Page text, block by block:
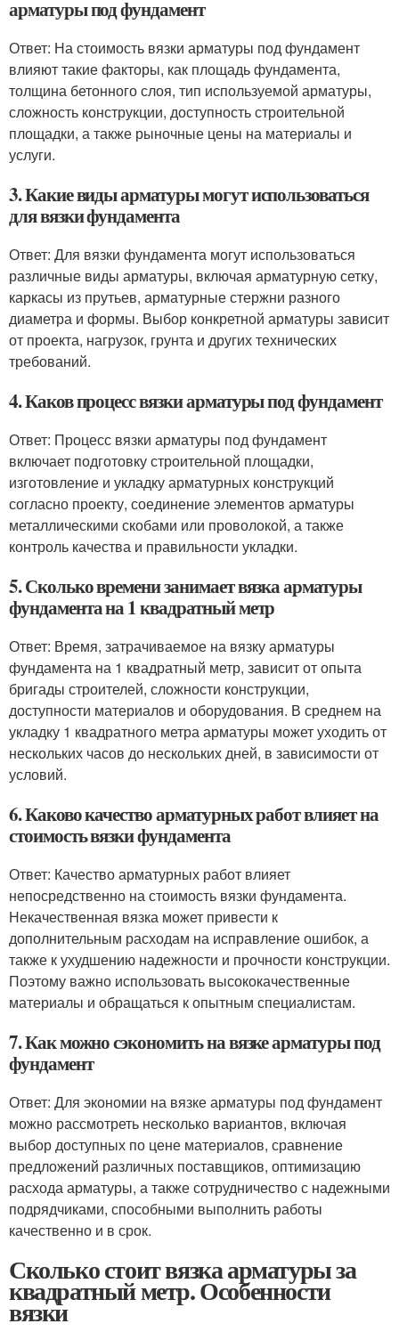
арматуры под фундамент
Ответ: На стоимость вязки арматуры под фундамент
влияют такие факторы, как площадь фундамента,
толщина бетонного слоя, тип используемой арматуры,
сложность конструкции, доступность строительной
площадки, а также рыночные цены на материалы и
услуги.
3. Какие виды арматуры могут использоваться
для вязки фундамента
Ответ: Для вязки фундамента могут использоваться
различные виды арматуры, включая арматурную сетку,
каркасы из прутьев, арматурные стержни разного
диаметра и формы. Выбор конкретной арматуры зависит
от проекта, нагрузок, грунта и других технических
требований.
4. Каков процесс вязки арматуры под фундамент
Ответ: Процесс вязки арматуры под фундамент
включает подготовку строительной площадки,
изготовление и укладку арматурных конструкций
согласно проекту, соединение элементов арматуры
металлическими скобами или проволокой, а также
контроль качества и правильности укладки.
5. Сколько времени занимает вязка арматуры
фундамента на 1 квадратный метр
Ответ: Время, затрачиваемое на вязку арматуры
фундамента на 1 квадратный метр, зависит от опыта
бригады строителей, сложности конструкции,
доступности материалов и оборудования. В среднем на
укладку 1 квадратного метра арматуры может уходить от
нескольких часов до нескольких дней, в зависимости от
условий.
6. Каково качество арматурных работ влияет на
стоимость вязки фундамента
Ответ: Качество арматурных работ влияет
непосредственно на стоимость вязки фундамента.
Некачественная вязка может привести к
дополнительным расходам на исправление ошибок, а
также к ухудшению надежности и прочности конструкции.
Поэтому важно использовать высококачественные
материалы и обращаться к опытным специалистам.
7. Как можно сэкономить на вязке арматуры под
фундамент
Ответ: Для экономии на вязке арматуры под фундамент
можно рассмотреть несколько вариантов, включая
выбор доступных по цене материалов, сравнение
предложений различных поставщиков, оптимизацию
расхода арматуры, а также сотрудничество с надежными
подрядчиками, способными выполнить работы
качественно и в срок.
Сколько стоит вязка арматуры за
квадратный метр. Особенности
вязки